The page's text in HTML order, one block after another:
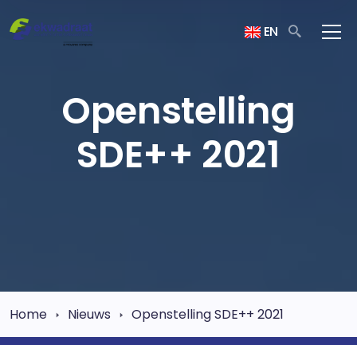
EN
Openstelling
SDE++ 2021
Home Nieuws Openstelling SDE++ 2021